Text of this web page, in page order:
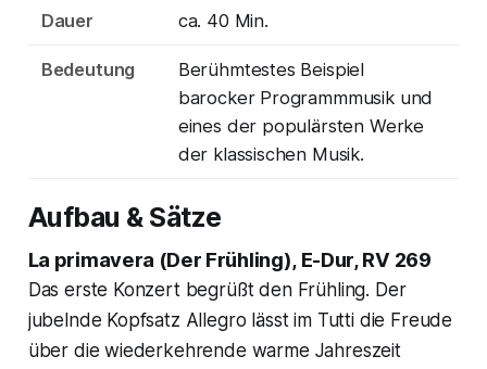
Dauer ca. 40 Min.
Bedeutung
Berühmtestes Beispiel
barocker Programmmusik und
eines der populärsten Werke
der klassischen Musik.
Aufbau & Sätze
La primavera (Der Frühling), E-Dur, RV 269
Das erste Konzert begrüßt den Frühling. Der
jubelnde Kopfsatz Allegro lässt im Tutti die Freude
über die wiederkehrende warme Jahreszeit